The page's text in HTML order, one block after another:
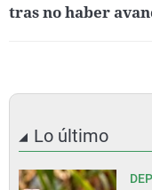
tras no haber
Lo último